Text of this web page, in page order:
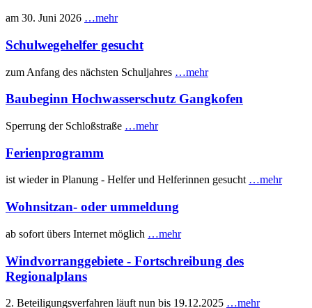
am 30. Juni 2026 …mehr
Schulwegehelfer gesucht
zum Anfang des nächsten Schuljahres …mehr
Baubeginn Hochwasserschutz Gangkofen
Sperrung der Schloßstraße …mehr
Ferienprogramm
ist wieder in Planung - Helfer und Helferinnen gesucht …mehr
Wohnsitzan- oder ummeldung
ab sofort übers Internet möglich …mehr
Windvorranggebiete - Fortschreibung des
Regionalplans
2. Beteiligungsverfahren läuft nun bis 19.12.2025 …mehr